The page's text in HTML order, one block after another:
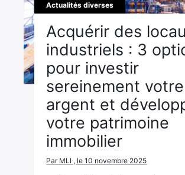
Actualités diverses
Acquérir des
industriels : 3
pour investir
sereinement votre
argent et
votre patrimoine
immobilier
Par MLI , le 10 novembre 2025